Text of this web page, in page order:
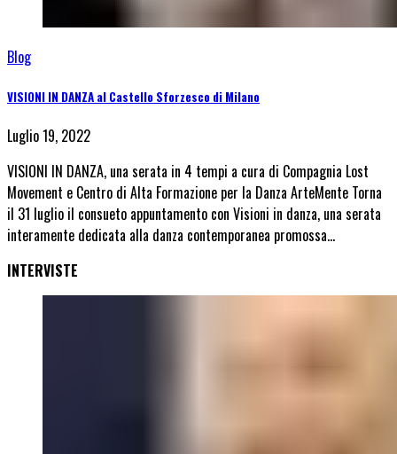
Blog
VISIONI IN DANZA al Castello Sforzesco di Milano
Luglio 19, 2022
VISIONI IN DANZA, una serata in 4 tempi a cura di Compagnia Lost
Movement e Centro di Alta Formazione per la Danza ArteMente Torna
il 31 luglio il consueto appuntamento con Visioni in danza, una serata
interamente dedicata alla danza contemporanea promossa…
INTERVISTE